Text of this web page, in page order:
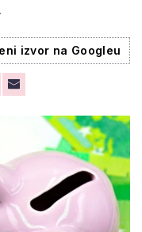
izvor na Googleu